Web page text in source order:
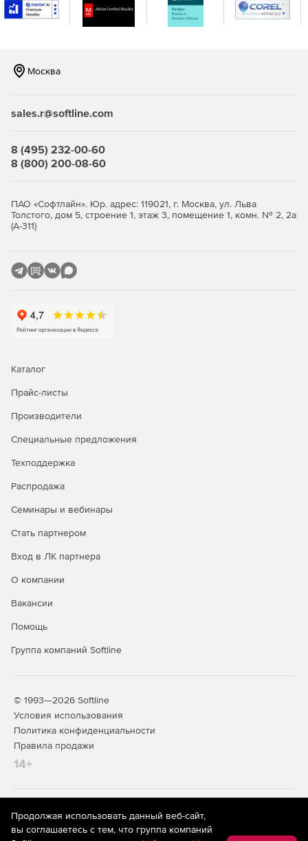
Москва
sales.r@softline.com
8 (495) 232-00-60
8 (800) 200-08-60
ПАО «Софтлайн». Юр. адрес: 119021, г. Москва, ул. Льва
Толстого, дом 5, строение 1, этаж 3, помещение 1, комн. № 2, 2а
(А-311)
Каталог
Прайс-листы
Производители
Специальные предложения
Техподдержка
Распродажа
Семинары и вебинары
Стать партнером
Вход в ЛК партнера
О компании
Вакансии
Помощь
Группа компаний Softline
© 1993—2026 Softline
Условия использования
Политика конфиденциальности
Правила продажи
14+
На информационном ресурсе store.softline.ru применяются
рекомендательные технологии
(информационные технологии
предоставления информации на основе сбора,
Продолжая использовать данный веб-сайт,
вы соглашаетесь с тем, что группа компаний